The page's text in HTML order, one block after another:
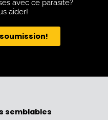
avec ce parasite?
aider!
semblables